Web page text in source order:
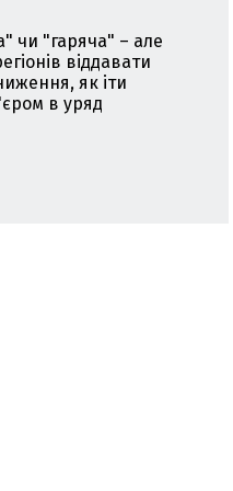
чи "гаряча" – але
віддавати
як іти
в уряд